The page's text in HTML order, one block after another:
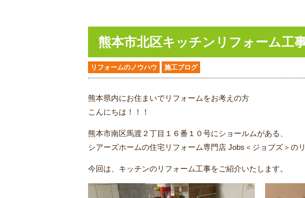
熊本市北区キッチンリフォーム工事
リフォームのノウハウ 施工ブログ
熊本県内にお住まいでリフォームをお考えの方
こんにちは！！！
熊本市南区馬渡２丁目１６番１０号にショールムがある、
シアーズホームの住宅リフォーム専門店 Jobs＜ジョブズ＞
今回は、キッチンのリフォーム工事をご紹介いたします。